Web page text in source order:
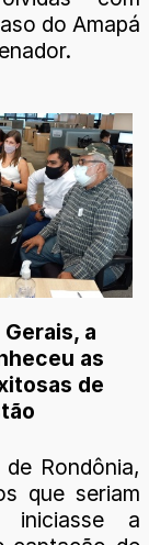
do Amapá
a
as
de
Rondônia,
que seriam
iniciasse a